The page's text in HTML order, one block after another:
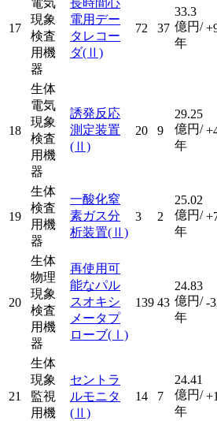
17
電気
現象
検査
用機
器
長時間心
電用デー
タレコー
ダ(Ⅱ)
72 37
33.3
億円/
年
18
生体
電気
現象
検査
用機
器
誘発反応
測定装置
(Ⅱ)
20 9
29.25
億円/
年
19
生体
検査
用機
器
一酸化窒
素ガス分
析装置(Ⅱ)
3 2
25.02
億円/
年
20
生体
物理
現象
検査
用機
器
再使用可
能なパル
スオキシ
メータプ
ローブ(Ⅰ)
139 43
24.83
億円/
年
-
21
生体
現象
監視
用機
セントラ
ルモニタ
(Ⅱ)
14 7
24.41
億円/
年